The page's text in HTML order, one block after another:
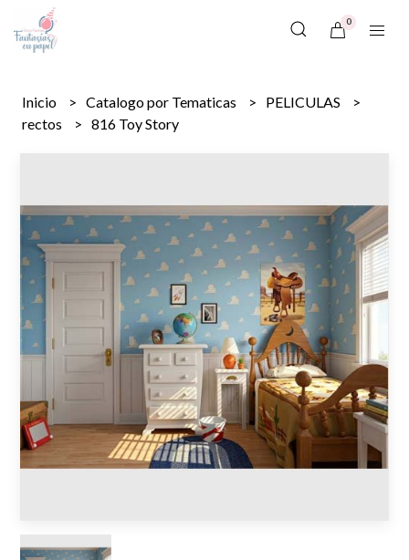
0
Inicio Catalogo por Tematicas
PELICULAS
rectos
816 Toy Story